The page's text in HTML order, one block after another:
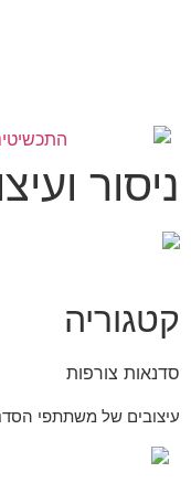
ניסור
קטגוריה
סדנאות צורפות
עיצובים של משתתפי